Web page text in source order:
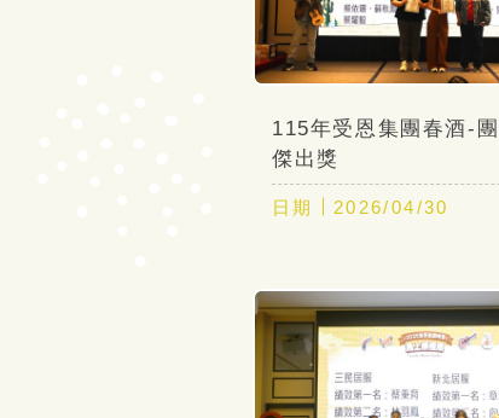
115年受恩集團春酒-
傑出獎
日期 2026/04/30